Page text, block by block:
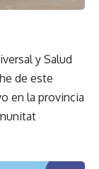
y Salud
de este
en la provincia